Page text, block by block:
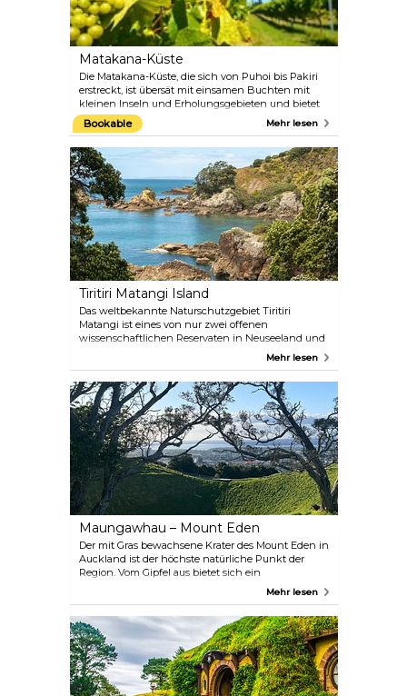
Matakana-Küste
Die Matakana-Küste, die sich von Puhoi bis Pakiri
erstreckt, ist übersät mit einsamen Buchten mit
kleinen Inseln und Erholungsgebieten und bietet
einige der besten Weine, Kunst, Kunsthandwerk
und Besucherattraktionen im ländlichen
Neuseeland, und das alles innerhalb einer
Autostunde nördlich von Auckland. Matakana hat
sich außerdem zum Ziel gesetzt, die erste „Slow
Food“-Stadt in Neuseeland zu werden.
Bookable Mehr lesen
Tiritiri Matangi Island
Das weltbekannte Naturschutzgebiet Tiritiri
Matangi ist eines von nur zwei offenen
wissenschaftlichen Reservaten in Neuseeland und
liegt im Hauraki Gulf, nur 75 Minuten mit der Fähre
geschützter Zufluchtsort für einheimische und
gefährdete Arten und ein wahres Paradies für alle,
die die Natur und die Vogelbeobachtung lieben.
Mehr lesen
Maungawhau – Mount Eden
Der mit Gras bewachsene Krater des Mount Eden in
Auckland ist der höchste natürliche Punkt der
Region. Vom Gipfel aus bietet sich ein
atemberaubender Blick auf die Skyline der Stadt.
Ein ruhiger Spaziergang zum Gipfel des Vulkans ist
eine großartige Alternative zum Trubel der Stadt.
Mehr lesen